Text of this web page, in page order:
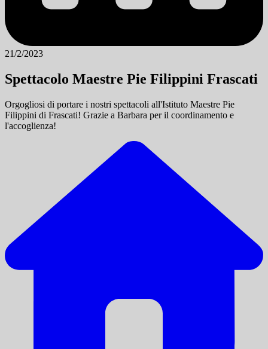
21/2/2023
Spettacolo Maestre Pie Filippini Frascati
Orgogliosi di portare i nostri spettacoli all'Istituto Maestre Pie
Filippini di Frascati! Grazie a Barbara per il coordinamento e
l'accoglienza!